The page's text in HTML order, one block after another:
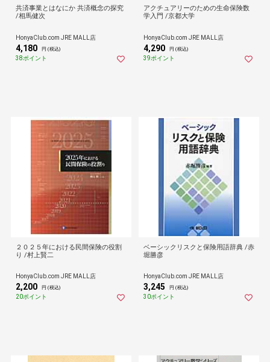
共済事業とはなにか 共済概念の探究
/相馬健次
HonyaClub.com JRE MALL店
4,180 円 (税込)
38ポイント
アクチュアリーのための生命保険数
学入門 /京都大学
HonyaClub.com JRE MALL店
4,290 円 (税込)
39ポイント
２０２５年における民間保険の役割
り /村上賢二
HonyaClub.com JRE MALL店
2,200 円 (税込)
20ポイント
ベーシックリスクと保険用語辞典 /赤
堀勝彦
HonyaClub.com JRE MALL店
3,245 円 (税込)
30ポイント